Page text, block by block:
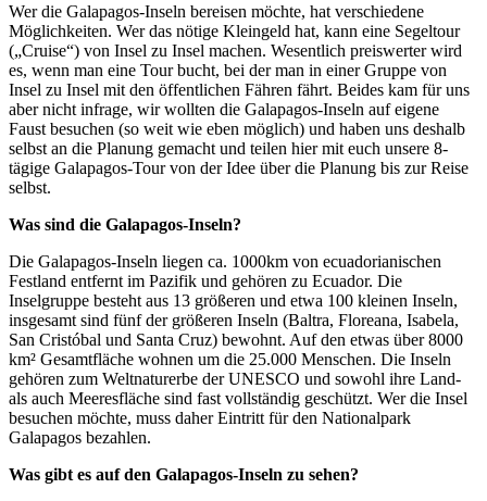
Wer die Galapagos-Inseln bereisen möchte, hat verschiedene
Möglichkeiten. Wer das nötige Kleingeld hat, kann eine Segeltour
(„Cruise“) von Insel zu Insel machen. Wesentlich preiswerter wird
es, wenn man eine Tour bucht, bei der man in einer Gruppe von
Insel zu Insel mit den öffentlichen Fähren fährt. Beides kam für uns
aber nicht infrage, wir wollten die Galapagos-Inseln auf eigene
Faust besuchen (so weit wie eben möglich) und haben uns deshalb
selbst an die Planung gemacht und teilen hier mit euch unsere 8-
tägige Galapagos-Tour von der Idee über die Planung bis zur Reise
selbst.
Was sind die Galapagos-Inseln?
Die Galapagos-Inseln liegen ca. 1000km von ecuadorianischen
Festland entfernt im Pazifik und gehören zu Ecuador. Die
Inselgruppe besteht aus 13 größeren und etwa 100 kleinen Inseln,
insgesamt sind fünf der größeren Inseln (Baltra, Floreana, Isabela,
San Cristóbal und Santa Cruz) bewohnt. Auf den etwas über 8000
km² Gesamtfläche wohnen um die 25.000 Menschen. Die Inseln
gehören zum Weltnaturerbe der UNESCO und sowohl ihre Land-
als auch Meeresfläche sind fast vollständig geschützt. Wer die Insel
besuchen möchte, muss daher Eintritt für den Nationalpark
Galapagos bezahlen.
Was gibt es auf den Galapagos-Inseln zu sehen?